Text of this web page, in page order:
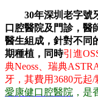
30年深圳老字號
口腔醫院及門診，醫
醫生組成，針對不同
期種植，同時引進
典Neoss、瑞典
牙，其費用3680元起/
愛康健口腔醫院 ，